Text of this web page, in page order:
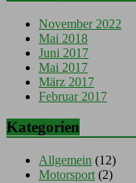
November 2022
Mai 2018
Juni 2017
Mai 2017
März 2017
Februar 2017
Kategorien
Allgemein (12)
Motorsport (2)